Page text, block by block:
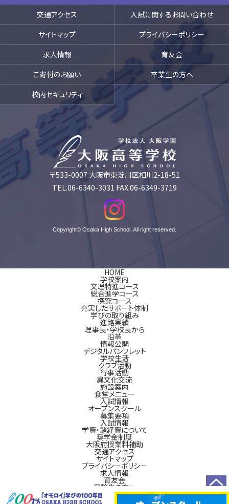
交通アクセス
入試に関するお問い合わせ
サイトマップ
プライバシーポリシー
求人情報
育友会
ご寄付のお願い
卒業生の方へ
校内セキュリティ
〒533-0007 大阪市東淀川区相川2-18-51
TEL.06-6340-3031 FAX.06-6349-3719
Copyright© Osaka High School. All right reserved.
HOME
学校案内
文理特進コース
総合進学コース
探究コース
充実したサポート体制
学びの取り組み
進路実績
理事長・学校長から
沿革
情報公開
デジタルパンフレット
学校生活
クラブ活動
行事活動
異文化交流
施設案内
食堂メニュー
入試情報
オープンスクール
募集要項
入試情報
学費・諸経費について
奨学金制度
大阪府授業料補助
交通アクセス
サイトマップ
プライバシーポリシー
求人情報
育友会
受験生の方へ
新入生の方へ
在校生の方へ
TOP